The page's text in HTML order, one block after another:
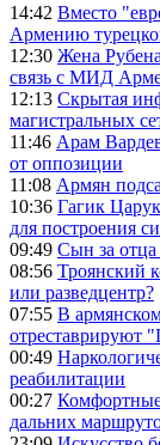
14:42 Вместо
Армению
12:30 Жена
связь с МИД
12:13 Скрытая
магистральных
11:46 Арам
от оппозиции
11:08 Армян
10:36 Гагик
для построения
09:49 Сын за отца
08:56 Троянский
или разведцентр?
07:55 В
отреставрируют
00:49
реабилитации
00:27 Комфортные
дальних